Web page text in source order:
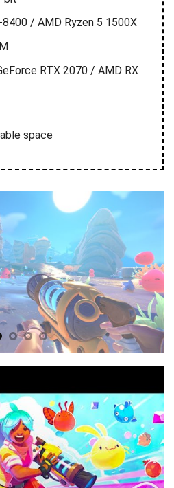
8400 / AMD Ryzen 5 1500X
RTX 2070 / AMD RX
space